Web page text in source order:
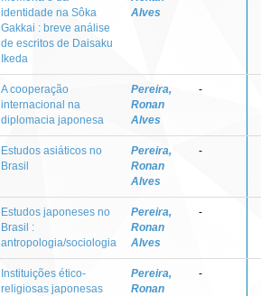
identidade na Sôka
Gakkai : breve análise
de escritos de Daisaku
Ikeda
Alves
A cooperação
internacional na
diplomacia japonesa
Pereira,
Ronan
Alves
-
Estudos asiáticos no
Brasil
Pereira,
Ronan
Alves
-
Estudos japoneses no
Brasil :
antropologia/sociologia
Pereira,
Ronan
Alves
-
Instituições ético-
religiosas japonesas
Pereira,
Ronan
-